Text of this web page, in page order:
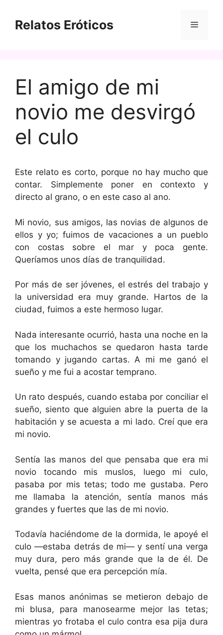
contenido
Relatos Eróticos Menú
El amigo de mi
novio me desvirgó
el culo
Este relato es corto, porque no hay mucho que
contar. Simplemente poner en contexto y
directo al grano, o en este caso al ano.
Mi novio, sus amigos, las novias de algunos de
ellos y yo; fuimos de vacaciones a un pueblo
con costas sobre el mar y poca gente.
Queríamos unos días de tranquilidad.
Por más de ser jóvenes, el estrés del trabajo y
la universidad era muy grande. Hartos de la
ciudad, fuimos a este hermoso lugar.
Nada interesante ocurrió, hasta una noche en la
que los muchachos se quedaron hasta tarde
tomando y jugando cartas. A mi me ganó el
sueño y me fui a acostar temprano.
Un rato después, cuando estaba por conciliar el
sueño, siento que alguien abre la puerta de la
habitación y se acuesta a mi lado. Creí que era
mi novio.
Sentía las manos del que pensaba que era mi
novio tocando mis muslos, luego mi culo,
pasaba por mis tetas; todo me gustaba. Pero
me llamaba la atención, sentía manos más
grandes y fuertes que las de mi novio.
Todavía haciéndome de la dormida, le apoyé el
culo —estaba detrás de mi— y sentí una verga
muy dura, pero más grande que la de él. De
vuelta, pensé que era percepción mía.
Esas manos anónimas se metieron debajo de
mi blusa, para manosearme mejor las tetas;
mientras yo frotaba el culo contra esa pija dura